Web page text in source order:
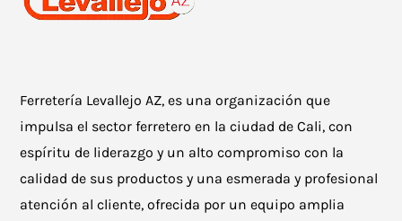
Ferretería Levallejo AZ, es una organización que
impulsa el sector ferretero en la ciudad de Cali, con
espíritu de liderazgo y un alto compromiso con la
calidad de sus productos y una esmerada y profesional
atención al cliente, ofrecida por un equipo amplia